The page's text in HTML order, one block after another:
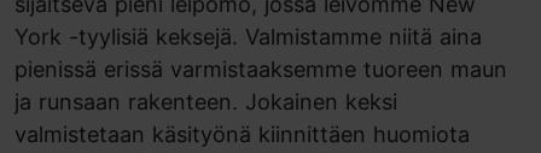
York -tyylisiä keksejä. Valmistamme niitä aina
pienissä erissä varmistaaksemme tuoreen maun
ja runsaan rakenteen. Jokainen keksi
valmistetaan käsityönä kiinnittäen huomiota